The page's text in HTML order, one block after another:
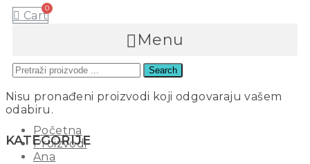
Cart
Menu
Search
ANA
Početna
Proizvodi
Ana
Nisu pronađeni proizvodi koji odgovaraju vašem
odabiru.
KATEGORIJE